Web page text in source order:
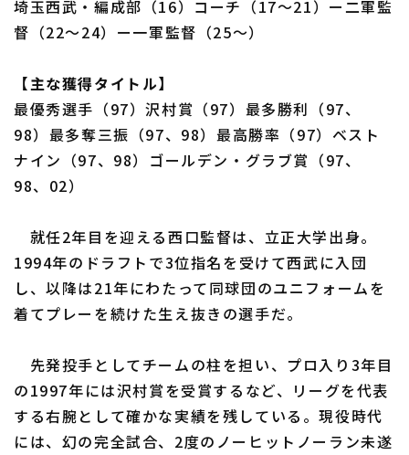
埼玉西武・編成部（16）コーチ（17～21）ー二軍監
督（22～24）ー一軍監督（25～）
【主な獲得タイトル】
最優秀選手（97）沢村賞（97）最多勝利（97、
98）最多奪三振（97、98）最高勝率（97）ベスト
ナイン（97、98）ゴールデン・グラブ賞（97、
98、02）
就任2年目を迎える西口監督は、立正大学出身。
1994年のドラフトで3位指名を受けて西武に入団
し、以降は21年にわたって同球団のユニフォームを
着てプレーを続けた生え抜きの選手だ。
先発投手としてチームの柱を担い、プロ入り3年目
の1997年には沢村賞を受賞するなど、リーグを代表
する右腕として確かな実績を残している。現役時代
には、幻の完全試合、2度のノーヒットノーラン未遂